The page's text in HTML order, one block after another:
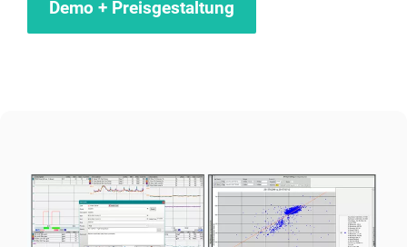
Demo + Preisgestaltung